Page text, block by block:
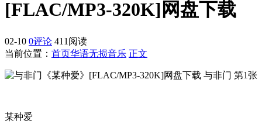
[FLAC/MP3-320K]网盘下载
02-10 0评论 411阅读
当前位置： 首页华语无损音乐 正文
某种爱